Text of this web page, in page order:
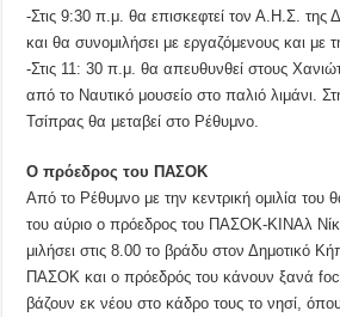
-Στις 9:30 π.μ. θα επισκεφτεί τον Α.Η.Σ.
και θα συνομιλήσει με εργαζόμενους και με
-Στις 11: 30 π.μ. θα απευθυνθεί στους
από το Ναυτικό μουσείο στο παλιό λιμάνι.
Τσίπρας θα μεταβεί στο Ρέθυμνο.
Ο πρόεδρος του ΠΑΣΟΚ
Από το Ρέθυμνο με την κεντρική ομιλία του
του αύριο ο πρόεδρος του ΠΑΣΟΚ-ΚΙΝΑλ
μιλήσει στις 8.00 το βράδυ στον Δημοτικό
ΠΑΣΟΚ και ο πρόεδρός του κάνουν ξανά
βάζουν εκ νέου στο κάδρο τους το νησί,